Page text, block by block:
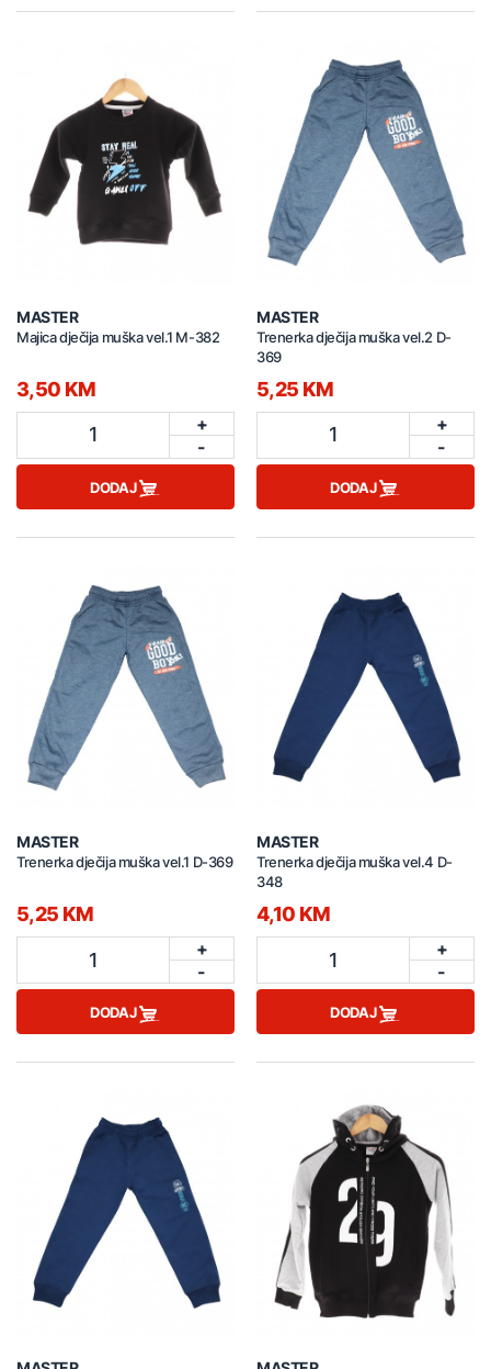
MASTER
Majica dječija muška vel.1 M-382
3,50 KM
1
+
-
DODAJ
MASTER
Trenerka dječija muška vel.2 D-
369
5,25 KM
1
+
-
DODAJ
MASTER
Trenerka dječija muška vel.1 D-369
5,25 KM
1
+
-
DODAJ
MASTER
Trenerka dječija muška vel.4 D-
348
4,10 KM
1
+
-
DODAJ